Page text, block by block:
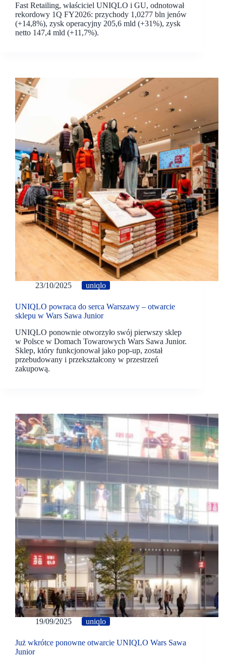
Fast Retailing, właściciel UNIQLO i GU, odnotował
rekordowy 1Q FY2026: przychody 1,0277 bln jenów
(+14,8%), zysk operacyjny 205,6 mld (+31%), zysk
netto 147,4 mld (+11,7%).
23/10/2025 uniqlo
UNIQLO powraca do serca Warszawy – otwarcie
sklepu w Wars Sawa Junior
UNIQLO ponownie otworzyło swój pierwszy sklep
w Polsce w Domach Towarowych Wars Sawa Junior.
Sklep, który funkcjonował jako pop-up, został
przebudowany i przekształcony w przestrzeń
zakupową.
19/09/2025 uniqlo
Już wkrótce ponowne otwarcie UNIQLO Wars Sawa
Junior